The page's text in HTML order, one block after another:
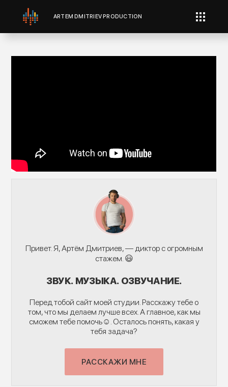
ARTEM DMITRIEV PRODUCTION
Привет. Я, Артём Дмитриев, — диктор с огромным
стажем. 😃
ЗВУК. МУЗЫКА. ОЗВУЧАНИЕ.
Перед тобой сайт моей студии. Расскажу тебе о
том, что мы делаем лучше всех. А главное, как мы
сможем тебе помочь☺️. Осталось понять, какая у
тебя задача?
РАССКАЖИ МНЕ